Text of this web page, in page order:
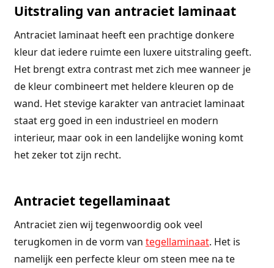
Uitstraling van antraciet laminaat
Antraciet laminaat heeft een prachtige donkere
kleur dat iedere ruimte een luxere uitstraling geeft.
Het brengt extra contrast met zich mee wanneer je
de kleur combineert met heldere kleuren op de
wand. Het stevige karakter van antraciet laminaat
staat erg goed in een industrieel en modern
interieur, maar ook in een landelijke woning komt
het zeker tot zijn recht.
Antraciet tegellaminaat
Antraciet zien wij tegenwoordig ook veel
terugkomen in de vorm van tegellaminaat. Het is
namelijk een perfecte kleur om steen mee na te